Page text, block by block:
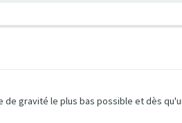
gravité le plus bas possible et dès